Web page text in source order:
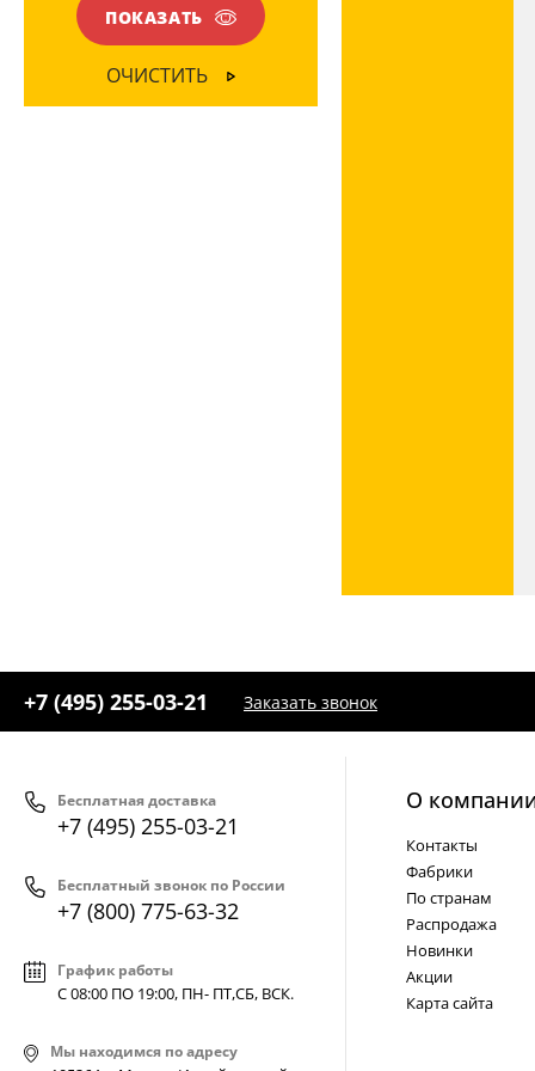
Ваш регион:Москва
ПОКАЗАТЬ
ОЧИСТИТЬ
+7 (495) 255-03-21 Заказать звонок
Бесплатная доставка
+7 (495) 255-03-21
Бесплатный звонок по России
+7 (800) 775-63-32
График работы
С 08:00 ПО 19:00, ПН- ПТ,СБ, ВСК.
Мы находимся по адресу
О
Контакты
Фабрики
По странам
Распродажа
Новинки
Акции
Карта сайта